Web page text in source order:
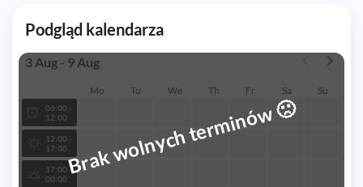
Podgląd kalendarza
3 Aug - 9 Aug
Mo Tu We Th Fr Sa Su
06:00 -
12:00
12:00 -
17:00
17:00 -
00:00
Brak wolnych terminów🙁